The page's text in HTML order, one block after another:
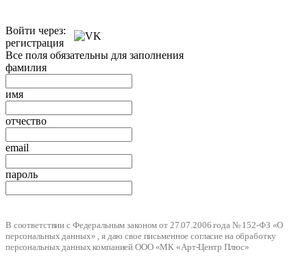
Войти через:
регистрация
Все поля обязательны для заполнения
фамилия
имя
отчество
email
пароль
В соответствии с Федеральным законом от 27.07.2006 года № 152-ФЗ «О
персональных данных» , я даю свое письменное согласие на обработку
персональных данных компанией ООО «МК «Арт-Центр Плюс»